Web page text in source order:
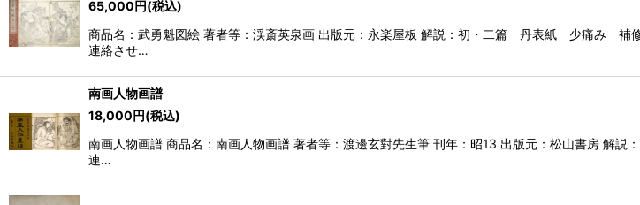
65,000円(税込)
商品名：武勇魁図絵 著者等：渓斎英泉画 出版元：永楽屋板 解説：初・二篇 丹表紙 少痛み 補
連絡させ…
南画人物画譜
18,000円(税込)
南画人物画譜 商品名：南画人物画譜 著者等：渡邊玄對先生筆 刊年：昭13 出版元：松山書房 解
連…